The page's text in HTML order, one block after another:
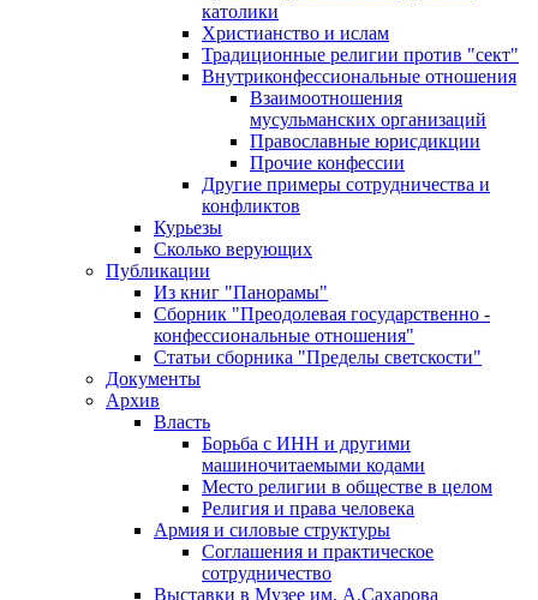
католики
Христианство и ислам
Традиционные религии против "сект"
Внутриконфессиональные отношения
Взаимоотношения
мусульманских организаций
Православные юрисдикции
Прочие конфессии
Другие примеры сотрудничества и
конфликтов
Курьезы
Сколько верующих
Публикации
Из книг "Панорамы"
Сборник "Преодолевая государственно -
конфессиональные отношения"
Статьи сборника "Пределы светскости"
Документы
Архив
Власть
Борьба с ИНН и другими
машиночитаемыми кодами
Место религии в обществе в целом
Религия и права человека
Армия и силовые структуры
Соглашения и практическое
сотрудничество
Выставки в Музее им. А.Сахарова